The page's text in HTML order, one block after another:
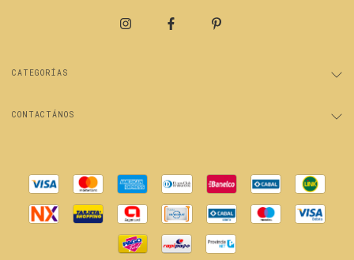
CATEGORÍAS
CONTACTÁNOS